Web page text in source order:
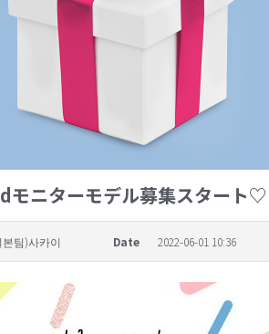
ニターモデル募集スタート
본팀)사카이 Date 2022-06-01 10:36